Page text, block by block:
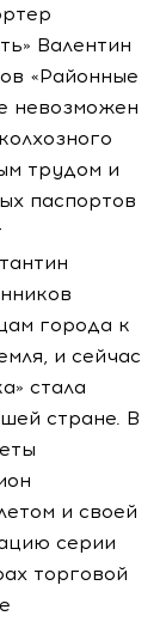
Валентин
«Районные
невозможен
трудом и
паспортов
города к
и сейчас
стала
стране. В
и своей
серии
торговой